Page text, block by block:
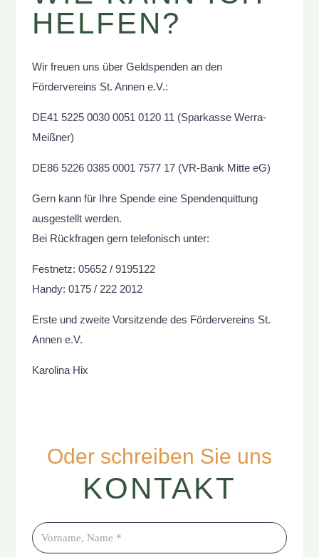
HELFEN?
Wir freuen uns über Geldspenden an den
Fördervereins St. Annen e.V.:
DE41 5225 0030 0051 0120 11 (Sparkasse Werra-
Meißner)
DE86 5226 0385 0001 7577 17 (VR-Bank Mitte eG)
Gern kann für Ihre Spende eine Spendenquittung
ausgestellt werden.
Bei Rückfragen gern telefonisch unter:
Festnetz: 05652 / 9195122
Handy: 0175 / 222 2012
Erste und zweite Vorsitzende des Fördervereins St.
Annen e.V.
Karolina Hix
Oder schreiben Sie uns
KONTAKT